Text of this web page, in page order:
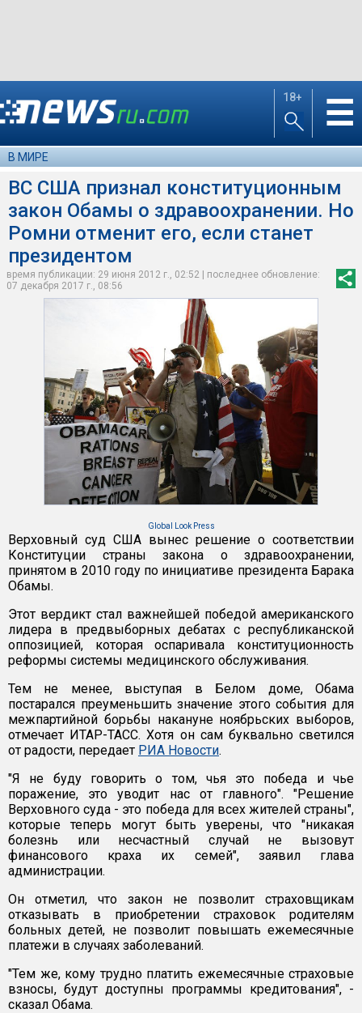
18+ ☰
В МИРЕ
ВС США признал конституционным
закон Обамы о здравоохранении. Но
Ромни отменит его, если станет
президентом
время публикации: 29 июня 2012 г., 02:52 | последнее обновление:
07 декабря 2017 г., 08:56
Global Look Press
Верховный суд США вынес решение о соответствии
Конституции страны закона о здравоохранении,
принятом в 2010 году по инициативе президента Барака
Обамы.
Этот вердикт стал важнейшей победой американского
лидера в предвыборных дебатах с республиканской
оппозицией, которая оспаривала конституционность
реформы системы медицинского обслуживания.
Тем не менее, выступая в Белом доме, Обама
постарался преуменьшить значение этого события для
межпартийной борьбы накануне ноябрьских выборов,
отмечает ИТАР-ТАСС. Хотя он сам буквально светился
от радости, передает РИА Новости.
"Я не буду говорить о том, чья это победа и чье
поражение, это уводит нас от главного". "Решение
Верховного суда - это победа для всех жителей страны",
которые теперь могут быть уверены, что "никакая
болезнь или несчастный случай не вызовут
финансового краха их семей", заявил глава
администрации.
Он отметил, что закон не позволит страховщикам
отказывать в приобретении страховок родителям
больных детей, не позволит повышать ежемесячные
платежи в случаях заболеваний.
"Тем же, кому трудно платить ежемесячные страховые
взносы, будут доступны программы кредитования", -
сказал Обама.